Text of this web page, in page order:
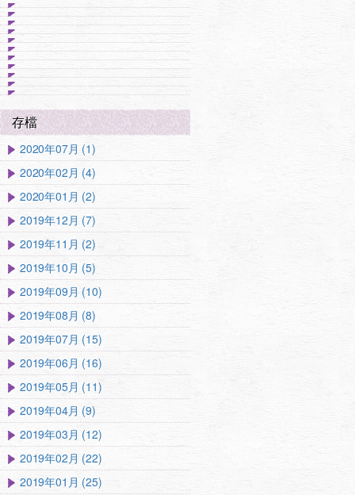
存檔
2020年07月 (1)
2020年02月 (4)
2020年01月 (2)
2019年12月 (7)
2019年11月 (2)
2019年10月 (5)
2019年09月 (10)
2019年08月 (8)
2019年07月 (15)
2019年06月 (16)
2019年05月 (11)
2019年04月 (9)
2019年03月 (12)
2019年02月 (22)
2019年01月 (25)